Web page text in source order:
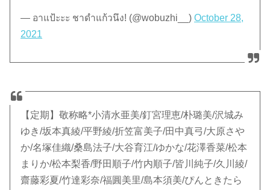
— อาแป้ะะะ ชาดำแก้วนึง! (@wobuzhi__)October 28,
2021
【定期】敬称略*小清水亜美/釘宮理恵/朴璐美/沢城み
ゆき/坂本真綾/平野綾/折笠富美子/田中真弓/大原さや
か/名塚佳織/桑島法子/大谷育江/ゆかな/花澤香菜/松本
まりか/松本梨香/野田順子/竹内順子/皆川純子/久川綾/
齋藤彩夏/竹達彩奈/福圓美里/島本須美/ぴんときたら